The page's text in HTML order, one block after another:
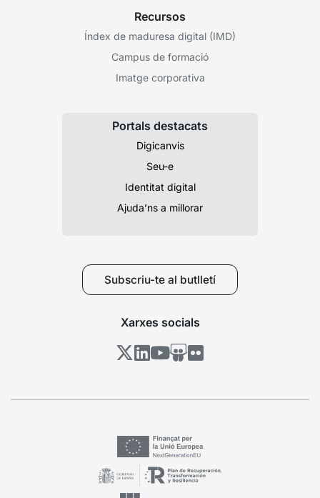
Recursos
Índex de maduresa digital (IMD)
Campus de formació
Imatge corporativa
Portals destacats
Digicanvis
Seu-e
Identitat digital
Ajuda’ns a millorar
Subscriu-te al butlletí
Xarxes socials